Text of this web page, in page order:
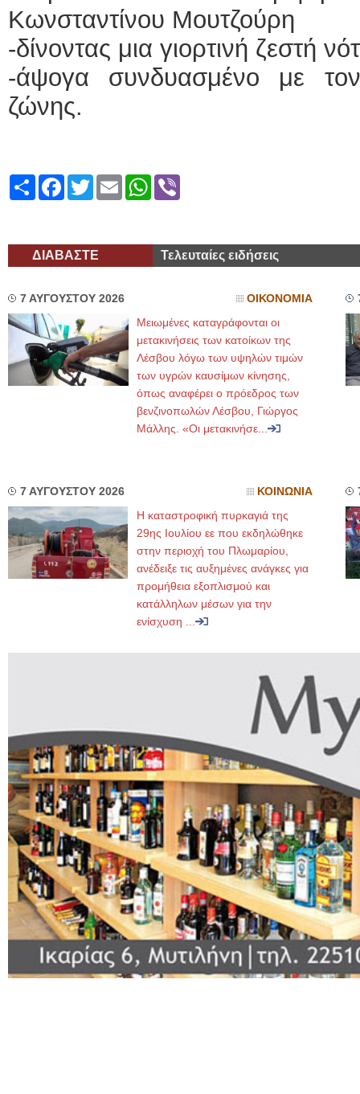
Κωνσταντίνου Μουτζούρη
-δίνοντας μια γιορτινή ζεστή
-άψογα συνδυασμένο με τον
ζώνης.
ShareFacebook
TwitterEmailWhatsApp
ΔΙΑΒΑΣΤΕ Τελευταίες ειδήσεις
7 ΑΥΓΟΥΣΤΟΥ 2026 ΟΙΚΟΝΟΜΙΑ
Μειωμένες καταγράφονται οι
μετακινήσεις των κατοίκων της
Λέσβου λόγω των υψηλών τιμών
των υγρών καυσίμων κίνησης,
όπως αναφέρει ο πρόεδρος των
βενζινοπωλών Λέσβου, Γιώργος
Μάλλης. «Οι μετακινήσε...
7 ΑΥΓΟΥΣΤΟΥ 2026 ΚΟΙΝΩΝΙΑ
Η καταστροφική πυρκαγιά της
29ης Ιουλίου εε που εκδηλώθηκε
στην περιοχή του Πλωμαρίου,
ανέδειξε τις αυξημένες ανάγκες για
προμήθεια εξοπλισμού και
κατάλληλων μέσων για την
ενίσχυση ...